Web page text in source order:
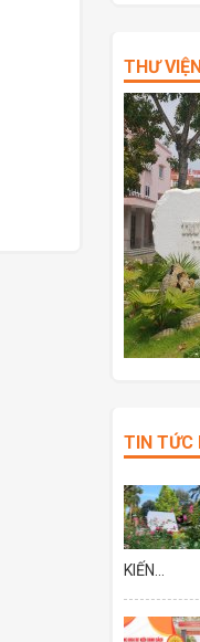
THƯ
TIN TỨC
KIẾN...